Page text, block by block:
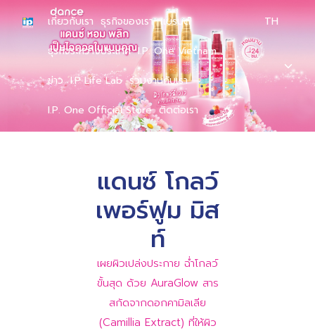
เกี่ยวกับเรา ธุรกิจของเรา แบรนด์
ธุรกิจระหว่างประเทศ I.P. One Vietnam
ข่าว I.P Life Lab ร่วมงานกับเรา
I.P. One Official Store ติดต่อเรา
TH
แดนซ์ โกลว์
เพอร์ฟูม มิส
ท์
เผยผิวเปล่งประกาย ฉ่ำโกลว์
ขั้นสุด ด้วย AuraGlow สาร
สกัดจากดอกคามิลเลีย
(Camillia Extract) ที่ให้ผิว